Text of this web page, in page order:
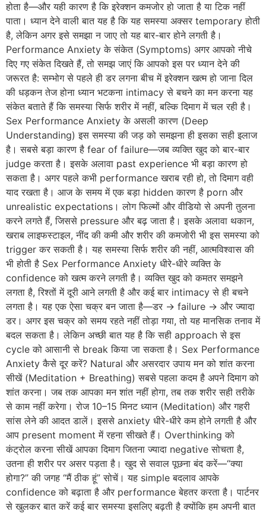
होता है—और यही कारण है कि इरेक्शन कमजोर हो जाता है या टिक नहीं
पाता। ध्यान देने वाली बात यह है कि यह समस्या अक्सर temporary होती
है, लेकिन अगर इसे समझा न जाए तो यह बार-बार होने लगती है।
Performance Anxiety के संकेत (Symptoms) अगर आपको नीचे
दिए गए संकेत दिखते हैं, तो समझ जाएं कि आपको इस पर ध्यान देने की
जरूरत है: सम्भोग से पहले ही डर लगना बीच में इरेक्शन खत्म हो जाना दिल
की धड़कन तेज होना ध्यान भटकना intimacy से बचने का मन करना यह
संकेत बताते हैं कि समस्या सिर्फ शरीर में नहीं, बल्कि दिमाग में चल रही है।
Sex Performance Anxiety के असली कारण (Deep
Understanding) इस समस्या की जड़ को समझना ही इसका सही इलाज
है। सबसे बड़ा कारण है fear of failure—जब व्यक्ति खुद को बार-बार
judge करता है। इसके अलावा past experience भी बड़ा कारण हो
सकता है। अगर पहले कभी performance खराब रही हो, तो दिमाग वही
याद रखता है। आज के समय में एक बड़ा hidden कारण है porn और
unrealistic expectations। लोग फिल्मों और वीडियो से अपनी तुलना
करने लगते हैं, जिससे pressure और बढ़ जाता है। इसके अलावा थकान,
खराब लाइफस्टाइल, नींद की कमी और शरीर की कमजोरी भी इस समस्या को
trigger कर सकती है। यह समस्या सिर्फ शरीर की नहीं, आत्मविश्वास की
भी होती है Sex Performance Anxiety धीरे-धीरे व्यक्ति के
confidence को खत्म करने लगती है। व्यक्ति खुद को कमतर समझने
लगता है, रिश्तों में दूरी आने लगती है और कई बार intimacy से ही बचने
लगता है। यह एक ऐसा चक्र बन जाता है—डर → failure → और ज्यादा
डर। अगर इस चक्र को समय रहते नहीं तोड़ा गया, तो यह मानसिक तनाव में
बदल सकता है। लेकिन अच्छी बात यह है कि सही approach से इस
cycle को आसानी से break किया जा सकता है। Sex Performance
Anxiety कैसे दूर करें? Natural और असरदार उपाय मन को शांत करना
सीखें (Meditation + Breathing) सबसे पहला कदम है अपने दिमाग को
शांत करना। जब तक आपका मन शांत नहीं होगा, तब तक शरीर सही तरीके
से काम नहीं करेगा। रोज 10–15 मिनट ध्यान (Meditation) और गहरी
सांस लेने की आदत डालें। इससे anxiety धीरे-धीरे कम होने लगती है और
आप present moment में रहना सीखते हैं। Overthinking को
कंट्रोल करना सीखें आपका दिमाग जितना ज्यादा negative सोचता है,
उतना ही शरीर पर असर पड़ता है। खुद से सवाल पूछना बंद करें—“क्या
होगा?” की जगह “मैं ठीक हूं” सोचें। यह simple बदलाव आपके
confidence को बढ़ाता है और performance बेहतर करता है। पार्टनर
से खुलकर बात करें कई बार समस्या इसलिए बढ़ती है क्योंकि हम अपनी बात